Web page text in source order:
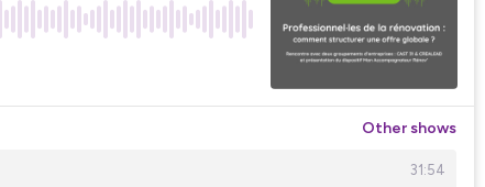
Other shows
31:54